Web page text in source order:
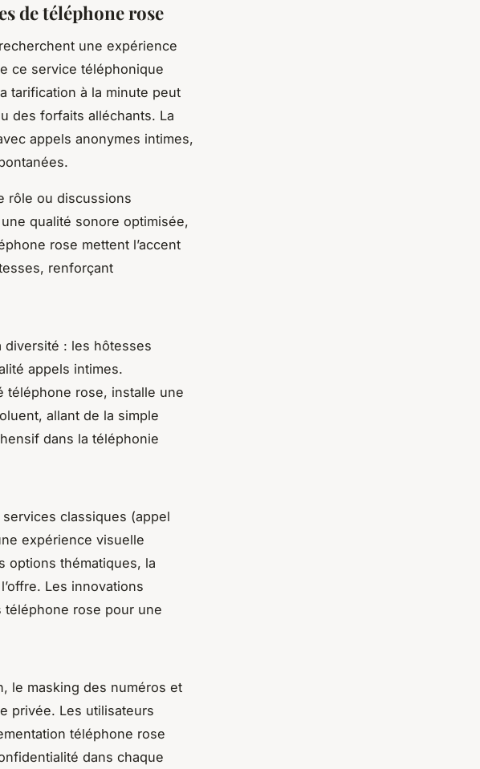
de téléphone rose
une expérience
ce service téléphonique
tarification à la minute peut
des forfaits alléchants. La
appels anonymes intimes,
rôle ou discussions
qualité sonore optimisée,
rose mettent l’accent
renforçant
diversité : les hôtesses
appels intimes.
téléphone rose, installe une
allant de la simple
dans la téléphonie
classiques (appel
expérience visuelle
options thématiques, la
Les innovations
téléphone rose pour une
le masking des numéros et
privée. Les utilisateurs
téléphone rose
dans chaque